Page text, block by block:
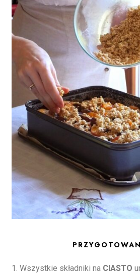
1. Wszystkie składniki na CIASTO